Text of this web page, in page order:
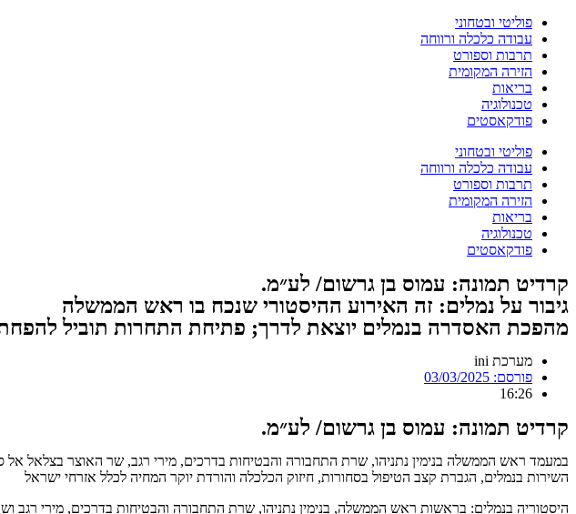
פוליטי ובטחוני
עבודה כלכלה ורווחה
תרבות וספורט
הזירה המקומית
בריאות
טכנולוגיה
פודקאסטים
פוליטי ובטחוני
עבודה כלכלה ורווחה
תרבות וספורט
הזירה המקומית
בריאות
טכנולוגיה
פודקאסטים
קרדיט תמונה: עמוס בן גרשום/ לע״מ.
גיבור על נמלים: זה האירוע ההיסטורי שנכח בו ראש הממשלה
מהפכת האסדרה בנמלים יוצאת לדרך; פתיחת התחרות תוביל
מערכת ini
פורסם:
16:26
קרדיט תמונה: עמוס בן גרשום/ לע״מ.
במעמד ראש הממשלה בנימין נתניהו, שרת התחבורה והבטיחות בדרכים, מירי רגב, שר האוצר בצלאל
השירות בנמלים, הגברת קצב הטיפול בסחורות, חיזוק הכלכלה והורדת יוקר המחיה לכלל אזרחי ישראל
היסטוריה בנמלים: בראשות ראש הממשלה, בנימין נתניהו, שרת התחבורה והבטיחות בדרכים, מירי